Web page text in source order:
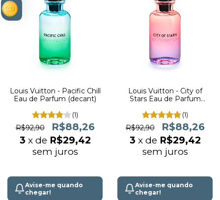
Louis Vuitton - Pacific Chill
Eau de Parfum (decant)
(1)
R$92,90 R$88,26
3 x de R$29,42
sem juros
Avise-me quando
chegar!
Louis Vuitton - City of
Stars Eau de Parfum
(1)
R$92,90 R$88,26
3 x de R$29,42
sem juros
Avise-me quando
chegar!